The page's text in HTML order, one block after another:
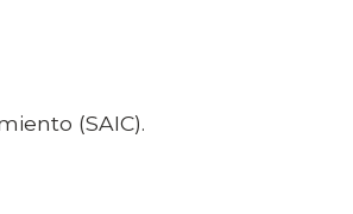
(SAIC).